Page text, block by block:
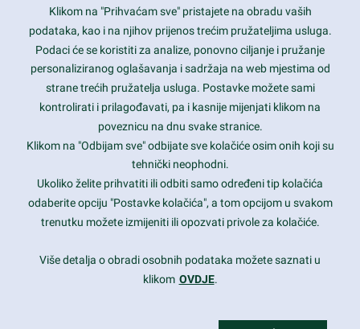
Contact Info
1600 Amphitheatre Parkway, Mountain View, CA 94043
prothemes.net@gmail.com
Daily: 9:00 am - 6:00 pm
Sunday: Closed
Copyright 2017FRESHFACE© All Rights Reserved
Klikom na "Prihvaćam sve" pristajete na obradu vaših
podataka, kao i na njihov prijenos trećim pružateljima usluga.
Podaci će se koristiti za analize, ponovno ciljanje i pružanje
personaliziranog oglašavanja i sadržaja na web mjestima od
strane trećih pružatelja usluga. Postavke možete sami
kontrolirati i prilagođavati, pa i kasnije mijenjati klikom na
poveznicu na dnu svake stranice.
Klikom na "Odbijam sve" odbijate sve kolačiće osim onih koji su
tehnički neophodni.
Ukoliko želite prihvatiti ili odbiti samo određeni tip kolačića
odaberite opciju "Postavke kolačića", a tom opcijom u svakom
trenutku možete izmijeniti ili opozvati privole za kolačiće.
Više detalja o obradi osobnih podataka možete saznati u
klikom OVDJE.